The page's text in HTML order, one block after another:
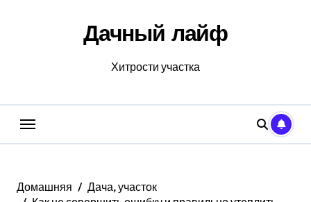
Дачный лайф
Хитрости участка
Домашняя
Дача, участок